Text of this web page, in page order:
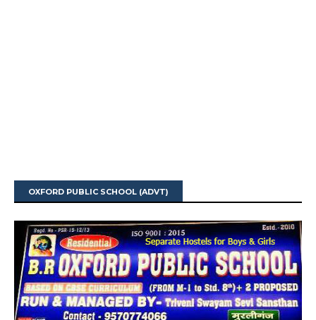
OXFORD PUBLIC SCHOOL (ADVT)